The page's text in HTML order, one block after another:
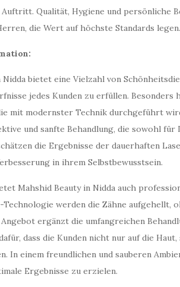
Qualität, Hygiene und persönliche
die Wert auf höchste Standards legen.
Nidda bietet eine Vielzahl von
jedes Kunden zu erfüllen.
mit modernster Technik durchgeführt
und sanfte Behandlung, die sowohl für
die Ergebnisse der dauerhaften
in ihrem Selbstbewusstsein.
Mahshid Beauty in Nidda auch
werden die Zähne aufgehellt,
Angebot ergänzt die umfangreichen
dass die Kunden nicht nur auf die
In einem freundlichen und sauberen
Ergebnisse zu erzielen.